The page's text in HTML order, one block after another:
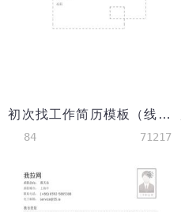
初次找工作简历模板（线条感）
84 71217